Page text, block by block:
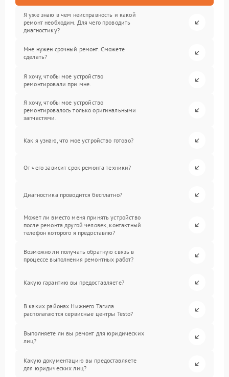
Я уже знаю в чем неисправность и какой
ремонт необходим. Для чего проводить
диагностику?
Мне нужен срочный ремонт. Сможете
сделать?
Я хочу, чтобы мое устройство
ремонтировали при мне.
Я хочу, чтобы мое устройство
ремонтировалось только оригинальными
запчастями.
Как я узнаю, что мое устройство готово?
От чего зависит срок ремонта техники?
Диагностика проводится бесплатно?
Может ли вместо меня принять устройство
после ремонта другой человек, контактный
телефон которого я предоставлю?
Возможно ли получать обратную связь в
процессе выполнения ремонтных работ?
Какую гарантию вы предоставляете?
В каких районах Нижнего Тагила
располагаются сервисные центры Testo?
Выполняете ли вы ремонт для юридических
лиц?
Какую документацию вы предоставляете
для юридических лиц?